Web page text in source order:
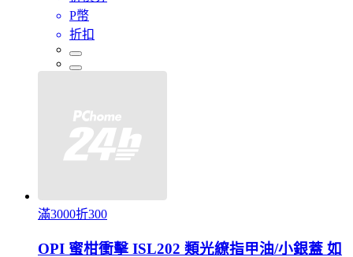
P幣
折扣
滿3000折300
OPI 蜜柑衝擊 ISL202 類光繚指甲油/小銀蓋 如